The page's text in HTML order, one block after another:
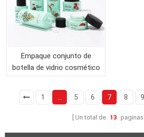
Empaque conjunto de
botella de vidrio cosmético
de hombro plano verde
menta
1 5 6 7 8 9
Un total de 13 paginas